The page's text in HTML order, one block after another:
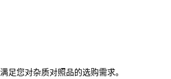
足您对杂质对照品的选购需求。